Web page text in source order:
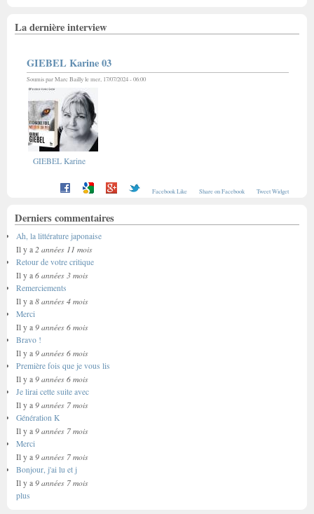
La dernière interview
GIEBEL Karine 03
Soumis parMarc Baillyle mer, 17/07/2024 - 06:00
GIEBEL Karine
Facebook Like Share on Facebook Tweet Widget
Derniers commentaires
Ah, la littérature japonaise
Il y a 2 années 11 mois
Retour de votre critique
Il y a 6 années 3 mois
Remerciements
Il y a 8 années 4 mois
Merci
Il y a 9 années 6 mois
Bravo !
Il y a 9 années 6 mois
Première fois que je vous lis
Il y a 9 années 6 mois
Je lirai cette suite avec
Il y a 9 années 7 mois
Génération K
Il y a 9 années 7 mois
Merci
Il y a 9 années 7 mois
Bonjour, j'ai lu et j
Il y a 9 années 7 mois
plus